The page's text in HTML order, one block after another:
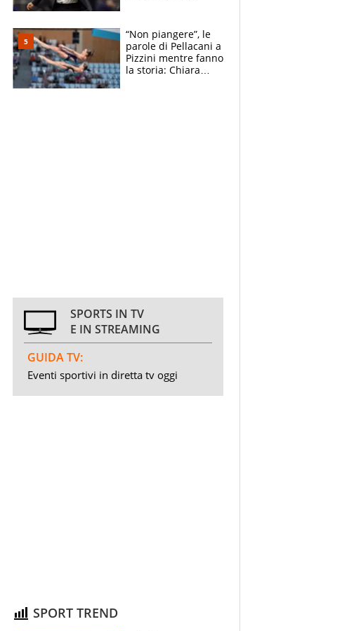
Soulè e Osorio nel
mirino
“Non piangere”, le
parole di Pellacani a
Pizzini mentre fanno
la storia: Chiara
SPORTS IN TV
E IN STREAMING
GUIDA TV:
Eventi sportivi in diretta tv oggi
SPORT TREND